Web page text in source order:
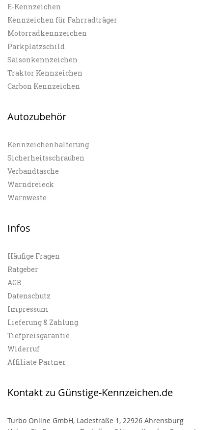
E-Kennzeichen
Kennzeichen für Fahrradträger
Motorradkennzeichen
Parkplatzschild
Saisonkennzeichen
Traktor Kennzeichen
Carbon Kennzeichen
Autozubehör
Kennzeichenhalterung
Sicherheitsschrauben
Verbandtasche
Warndreieck
Warnweste
Infos
Häufige Fragen
Ratgeber
AGB
Datenschutz
Impressum
Lieferung & Zahlung
Tiefpreisgarantie
Widerruf
Affiliate Partner
Kontakt zu Günstige-Kennzeichen.de
Turbo Online GmbH, Ladestraße 1, 22926 Ahrensburg